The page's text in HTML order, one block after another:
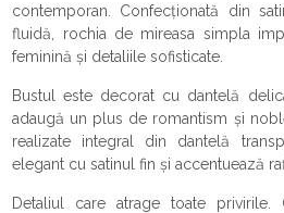
contemporan. Confecționată din
fluidă, rochia de mireasa simpla
feminină și detaliile sofisticate.
Bustul este decorat cu dantelă
adaugă un plus de romantism și
realizate integral din dantelă
elegant cu satinul fin și accentuează
Detaliul care atrage toate privirile.